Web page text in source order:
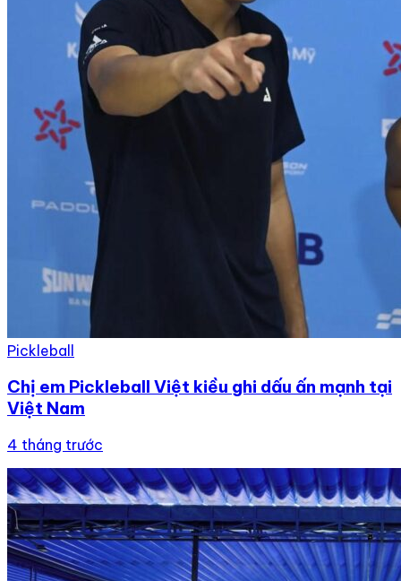
Pickleball
Chị em Pickleball Việt kiều ghi dấu ấn mạnh tại
Việt Nam
4 tháng trước